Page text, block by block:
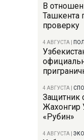
В
Ташкента
проверку
4 АВГУСТА
4 АВГУСТА
Защитник
Жахонгир
«Рубин»
4 АВГУСТА